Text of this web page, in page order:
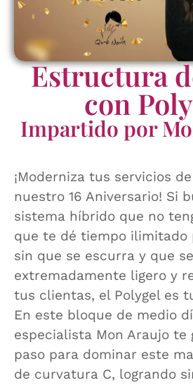
Estructura
con
Impartido por
¡Moderniza tus servicios
nuestro 16 Aniversario! Si
sistema híbrido que no
que te dé tiempo ilimitado
sin que se escurra y que
extremadamente ligero y
tus clientas, el Polygel es
En este bloque de medio
especialista Mon Araujo te
paso para dominar este
de curvatura C, logrando